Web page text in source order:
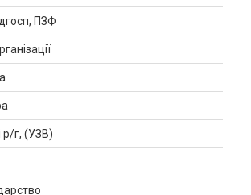
ПЗФ
р/г, (УЗВ)